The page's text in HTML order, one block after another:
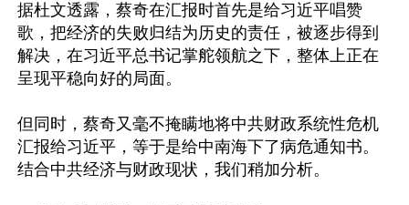
据杜文透露，蔡奇在汇报时首先是给习近平唱赞
歌，把经济的失败归结为历史的责任，被逐步得到
解决，在习近平总书记掌舵领航之下，整体上正在
呈现平稳向好的局面。
但同时，蔡奇又毫不掩瞒地将中共财政系统性危机
汇报给习近平，等于是给中南海下了病危通知书。
结合中共经济与财政现状，我们稍加分析。